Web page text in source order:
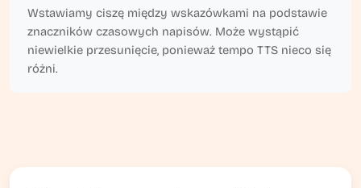
Wstawiamy ciszę między wskazówkami na podstawie
znaczników czasowych napisów. Może wystąpić
niewielkie przesunięcie, ponieważ tempo TTS nieco się
różni.